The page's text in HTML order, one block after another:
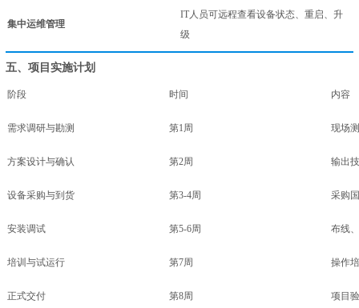
集中运维管理
IT人员可远程查看设备状态、重启、升
级
五、项目实施计划
阶段 时间 内容
需求调研与勘测 第1周 现场
方案设计与确认 第2周 输出
设备采购与到货 第3-4周 采购
安装调试 第5-6周 布线
培训与试运行 第7周 操作
正式交付 第8周 项目